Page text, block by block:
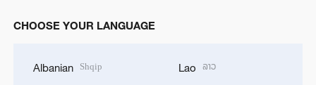
CHOOSE YOUR LANGUAGE
Albanian Shqip Lao ລາວ